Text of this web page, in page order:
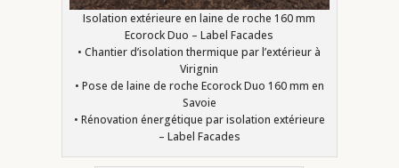
Isolation extérieure en laine de roche 160 mm
Ecorock Duo – Label Facades
• Chantier d’isolation thermique par l’extérieur à
Virignin
• Pose de laine de roche Ecorock Duo 160 mm en
Savoie
• Rénovation énergétique par isolation extérieure
– Label Facades